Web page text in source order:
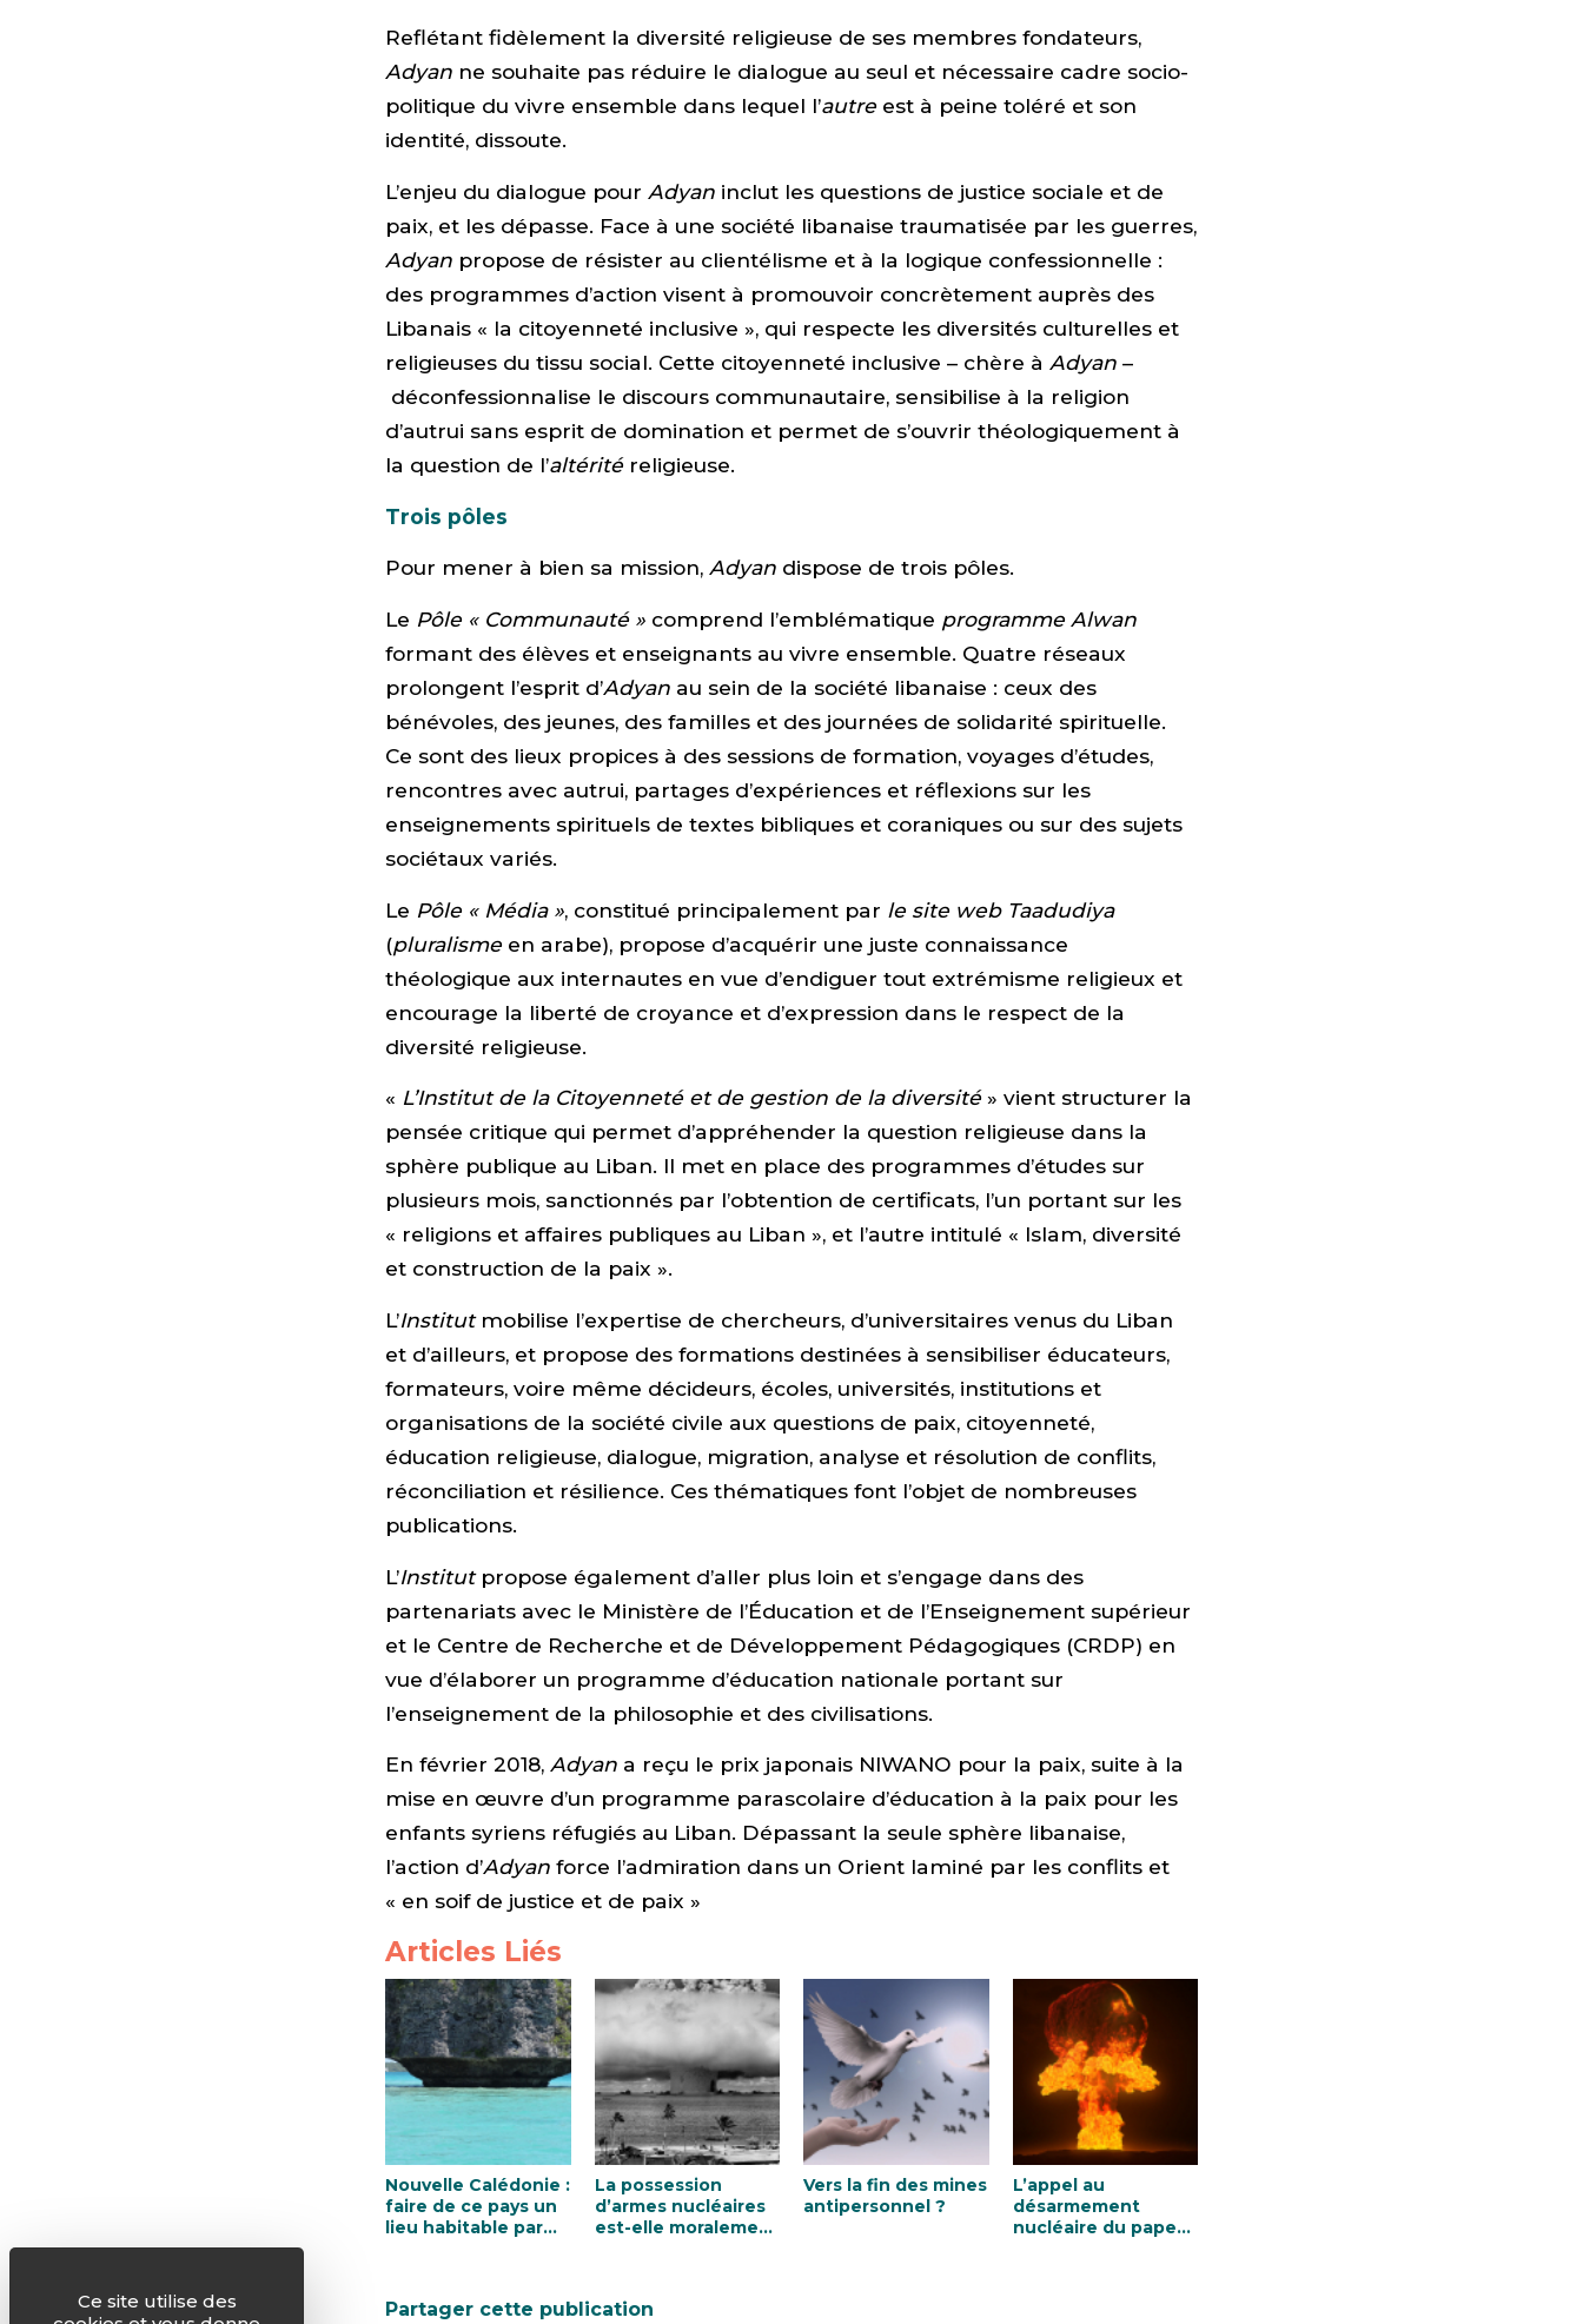
Reflétant fidèlement la diversité religieuse de ses membres fondateurs,
Adyan ne souhaite pas réduire le dialogue au seul et nécessaire cadre socio-
politique du vivre ensemble dans lequel l’autreest à peine toléré et son
identité, dissoute.
L’enjeu du dialogue pour Adyan inclut les questions de justice sociale et de
paix, et les dépasse. Face à une société libanaise traumatisée par les guerres,
Adyan propose de résister au clientélisme et à la logique confessionnelle :
des programmes d’action visent à promouvoir concrètement auprès des
Libanais « la citoyenneté inclusive », qui respecte les diversités culturelles et
religieuses du tissu social. Cette citoyenneté inclusive – chère à Adyan –
déconfessionnalise le discours communautaire, sensibilise à la religion
d’autrui sans esprit de domination et permet de s’ouvrir théologiquement à
la question de l’altéritéreligieuse.
Trois pôles
Pour mener à bien sa mission, Adyan dispose de trois pôles.
Le Pôle « Communauté » comprend l’emblématique programme Alwan
formant des élèves et enseignants au vivre ensemble. Quatre réseaux
prolongent l’esprit d’Adyan au sein de la société libanaise : ceux des
bénévoles, des jeunes, des familles et des journées de solidarité spirituelle.
Ce sont des lieux propices à des sessions de formation, voyages d’études,
rencontres avec autrui, partages d’expériences et réflexions sur les
enseignements spirituels de textes bibliques et coraniques ou sur des sujets
sociétaux variés.
Le Pôle « Média », constitué principalement par le site web Taadudiya
(pluralismeen arabe), propose d’acquérir une juste connaissance
théologique aux internautes en vue d’endiguer tout extrémisme religieux et
encourage la liberté de croyance et d’expression dans le respect de la
diversité religieuse.
« L’Institut de la Citoyenneté et de gestion de la diversité» vient structurer la
pensée critique qui permet d’appréhender la question religieuse dans la
sphère publique au Liban. Il met en place des programmes d’études sur
plusieurs mois, sanctionnés par l’obtention de certificats, l’un portant sur les
« religions et affaires publiques au Liban », et l’autre intitulé « Islam, diversité
et construction de la paix ».
L’Institutmobilise l’expertise de chercheurs, d’universitaires venus du Liban
et d’ailleurs, et propose des formations destinées à sensibiliser éducateurs,
formateurs, voire même décideurs, écoles, universités, institutions et
organisations de la société civile aux questions de paix, citoyenneté,
éducation religieuse, dialogue, migration, analyse et résolution de conflits,
réconciliation et résilience. Ces thématiques font l’objet de nombreuses
publications.
L’Institut propose également d’aller plus loin et s’engage dans des
partenariats avec le Ministère de l’Éducation et de l’Enseignement supérieur
et le Centre de Recherche et de Développement Pédagogiques (CRDP) en
vue d’élaborer un programme d’éducation nationale portant sur
l’enseignement de la philosophie et des civilisations.
En février 2018, Adyan a reçu le prix japonais NIWANO pour la paix, suite à la
mise en œuvre d’un programme parascolaire d’éducation à la paix pour les
enfants syriens réfugiés au Liban. Dépassant la seule sphère libanaise,
l’action d’Adyan force l’admiration dans un Orient laminé par les conflits et
« en soif de justice et de paix »
Articles Liés
Nouvelle Calédonie :
faire de ce pays un
lieu habitable par
La possession
d’armes nucléaires
est-elle moralement
Vers la fin des mines
antipersonnel ?
L’appel au
désarmement
nucléaire du pape
Partager cette publication
Ce site utilise des